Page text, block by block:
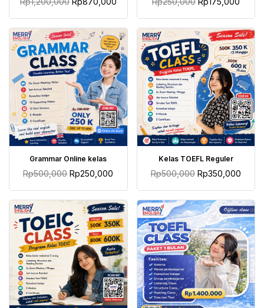
TAMBAH KE KERANJANG
Grammar Online kelas
Rp500,000 Rp250,000
TAMBAH KE KERANJANG
Kelas TOEFL Reguler
Rp500,000 Rp350,000